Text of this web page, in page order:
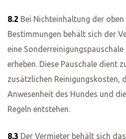
8.2 Bei Nichteinhaltung der oben
Bestimmungen behält sich der
eine
erheben. Diese Pauschale dient
zusätzlichen Reinigungskosten,
Anwesenheit des Hundes und
Regeln entstehen.
8.3 Der Vermieter behält sich